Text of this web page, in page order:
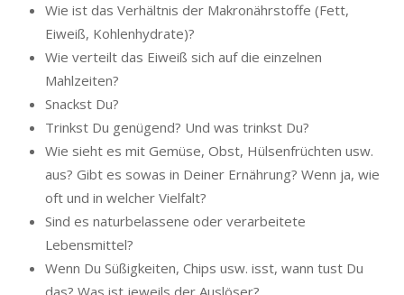
Wie ist das Verhältnis der Makronährstoffe (Fett,
Eiweiß, Kohlenhydrate)?
Wie verteilt das Eiweiß sich auf die einzelnen
Mahlzeiten?
Snackst Du?
Trinkst Du genügend? Und was trinkst Du?
Wie sieht es mit Gemüse, Obst, Hülsenfrüchten usw.
aus? Gibt es sowas in Deiner Ernährung? Wenn ja, wie
oft und in welcher Vielfalt?
Sind es naturbelassene oder verarbeitete
Lebensmittel?
Wenn Du Süßigkeiten, Chips usw. isst, wann tust Du
das? Was ist jeweils der Auslöser?